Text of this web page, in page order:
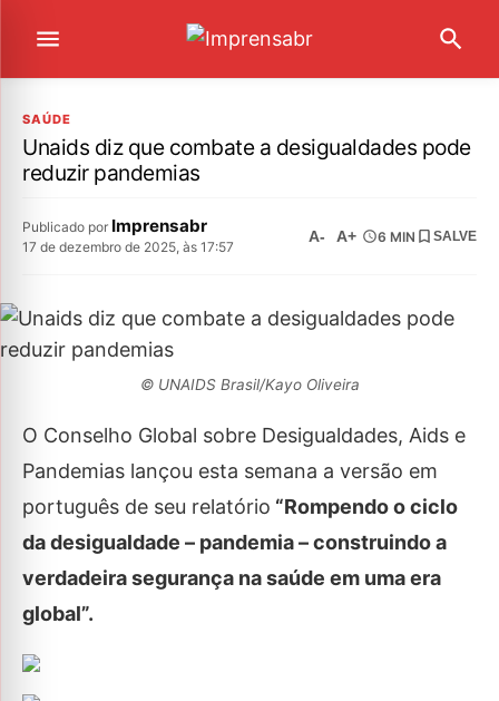
SAÚDE
Unaids diz que combate a desigualdades pode
reduzir pandemias
Publicado por Imprensabr
17 de dezembro de 2025, às 17:57
A- A+ 6 MIN SALVE
© UNAIDS Brasil/Kayo Oliveira
O Conselho Global sobre Desigualdades, Aids e
Pandemias lançou esta semana a versão em
português de seu relatório “Rompendo o ciclo
da desigualdade – pandemia – construindo a
verdadeira segurança na saúde em uma era
global”.